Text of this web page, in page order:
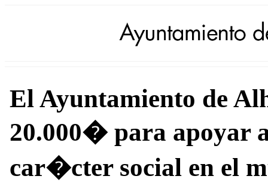
El Ayuntamiento de
20.000� para apoyar
car�cter social en el